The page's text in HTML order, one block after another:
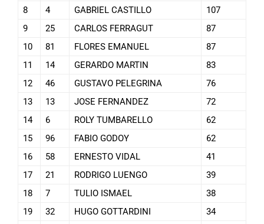
8
4 GABRIEL CASTILLO
107
9
25 CARLOS FERRAGUT
87
10
81 FLORES EMANUEL
87
11
14 GERARDO MARTIN
83
12
46 GUSTAVO PELEGRINA
76
13
13 JOSE FERNANDEZ
72
14
6 ROLY TUMBARELLO
62
15
96 FABIO GODOY
62
16
58 ERNESTO VIDAL
41
17
21 RODRIGO LUENGO
39
18
7 TULIO ISMAEL
38
19
32 HUGO GOTTARDINI
34